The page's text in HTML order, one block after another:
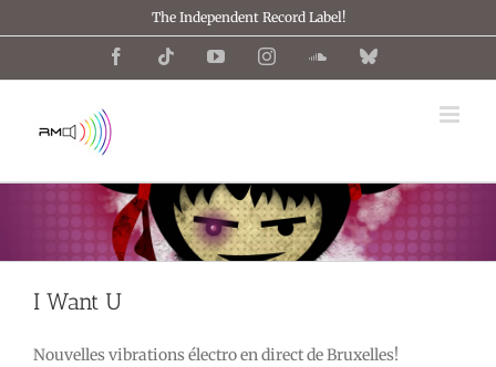
au
The Independent Record Label!
FacebookTiktok YouTubeInstagramSoundCloud
Bluesky
I Want U
Nouvelles vibrations électro en direct de Bruxelles!